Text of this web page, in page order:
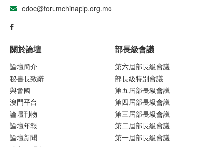
edoc@forumchinaplp.org.mo
關於論壇
論壇簡介
秘書長致辭
與會國
澳門平台
論壇刊物
論壇年報
論壇新聞
部長級會議
第六屆部長級會議
部長級特別會議
第五屆部長級會議
第四屆部長級會議
第三屆部長級會議
第二屆部長級會議
第一屆部長級會議